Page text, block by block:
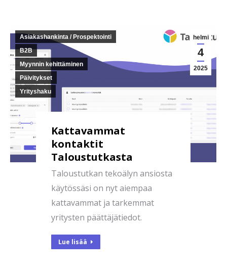
helmi
4
2025
Asiakashankinta / Prospektointi
B2B
Myynnin kehittäminen
Päivitykset
Yrityshaku
Kattavammat
kontaktit
Taloustutkasta
Taloustutkan tekoälyn ansiosta
käytössäsi on nyt aiempaa
kattavammat ja tarkemmat
yritysten päättäjätiedot.
Lue lisää